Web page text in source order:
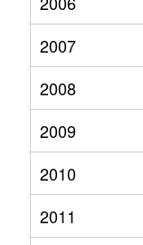
2007
2008
2009
2010
2011